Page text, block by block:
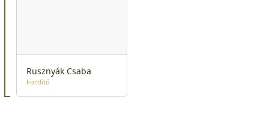
Rusznyák Csaba
Fordító